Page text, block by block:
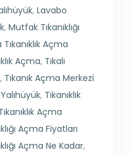
, Lavabo
, Mutfak Tıkanıklığı
Açma
Açma, Tıkalı
, Tıkanık Açma Merkezi
, Tıkanıklık
Açma
Açma Fiyatları
Açma Ne Kadar,